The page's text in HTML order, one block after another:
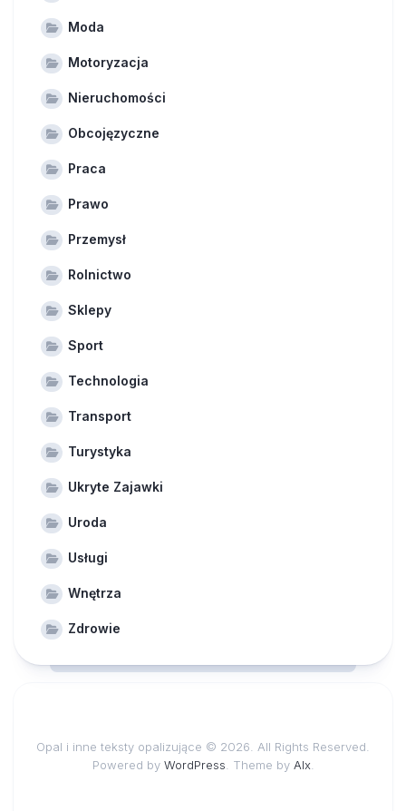
Moda
Motoryzacja
Nieruchomości
Obcojęzyczne
Praca
Prawo
Przemysł
Rolnictwo
Sklepy
Sport
Technologia
Transport
Turystyka
Ukryte Zajawki
Uroda
Usługi
Wnętrza
Zdrowie
Opal i inne teksty opalizujące © 2026. All Rights Reserved.
Powered by WordPress . Theme by Alx